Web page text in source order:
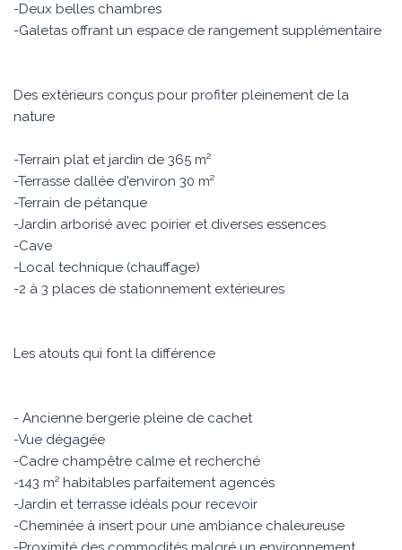
-Deux belles chambres
-Galetas offrant un espace de rangement supplémentaire
Des extérieurs conçus pour profiter pleinement de la
nature
-Terrain plat et jardin de 365 m²
-Terrasse dallée d'environ 30 m²
-Terrain de pétanque
-Jardin arborisé avec poirier et diverses essences
-Cave
-Local technique (chauffage)
-2 à 3 places de stationnement extérieures
Les atouts qui font la différence
- Ancienne bergerie pleine de cachet
-Vue dégagée
-Cadre champêtre calme et recherché
-143 m² habitables parfaitement agencés
-Jardin et terrasse idéals pour recevoir
-Cheminée à insert pour une ambiance chaleureuse